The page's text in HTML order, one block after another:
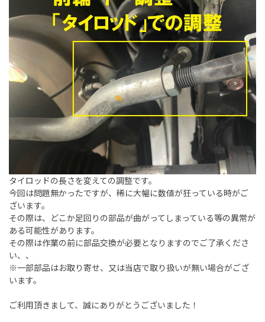
タイロッドの長さを変えての調整です。
今回は問題無かったですが、稀に大幅に数値が狂っている時がご
ざいます。
その際は、どこか足回りの部品が曲がってしまっている等の異常が
ある可能性があります。
その際は作業の前に部品交換が必要となりますのでご了承くださ
い、、
※一部部品はお取り寄せ、又は当店で取り扱いが無い場合がござ
います。
ご利用頂きまして、誠にありがとうございました！